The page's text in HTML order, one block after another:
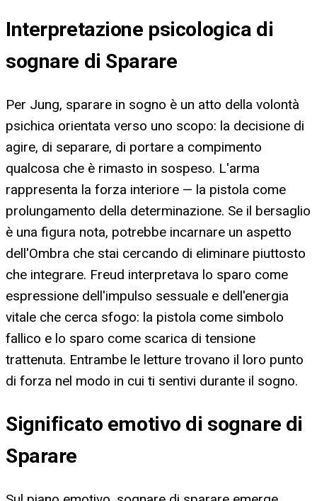
Interpretazione psicologica di
sognare di Sparare
Per Jung, sparare in sogno è un atto della volontà
psichica orientata verso uno scopo: la decisione di
agire, di separare, di portare a compimento
qualcosa che è rimasto in sospeso. L'arma
rappresenta la forza interiore — la pistola come
prolungamento della determinazione. Se il bersaglio
è una figura nota, potrebbe incarnare un aspetto
dell'Ombra che stai cercando di eliminare piuttosto
che integrare. Freud interpretava lo sparo come
espressione dell'impulso sessuale e dell'energia
vitale che cerca sfogo: la pistola come simbolo
fallico e lo sparo come scarica di tensione
trattenuta. Entrambe le letture trovano il loro punto
di forza nel modo in cui ti sentivi durante il sogno.
Significato emotivo di sognare di
Sparare